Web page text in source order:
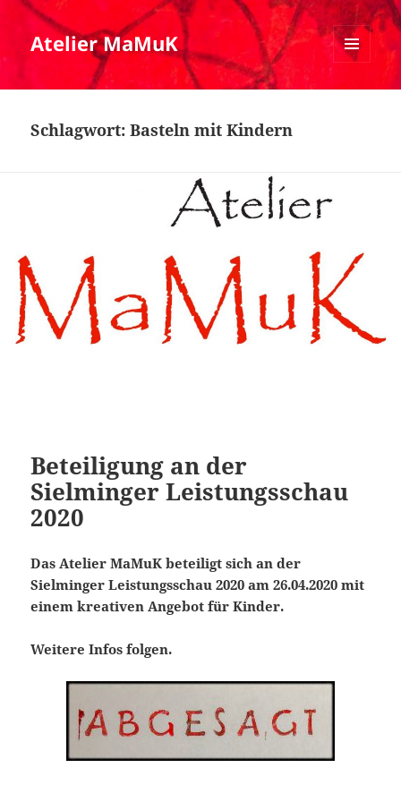
Atelier MaMuK
Schlagwort:Basteln mit Kindern
Beteiligung an der
Sielminger Leistungsschau
2020
Das Atelier MaMuK beteiligt sich an der
Sielminger Leistungsschau 2020 am 26.04.2020 mit
einem kreativen Angebot für Kinder.
Weitere Infos folgen.